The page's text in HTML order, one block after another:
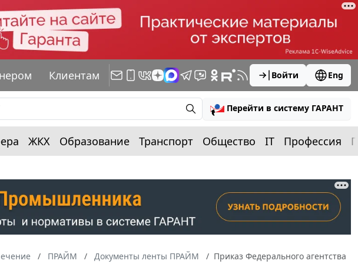
Клиентам Войти Eng
Перейти в систему ГАРАНТ
ЖКХ Образование Транспорт Общество IT Профессия
ПРАЙМ Документы ленты ПРАЙМ
Приказ Федерального агентства